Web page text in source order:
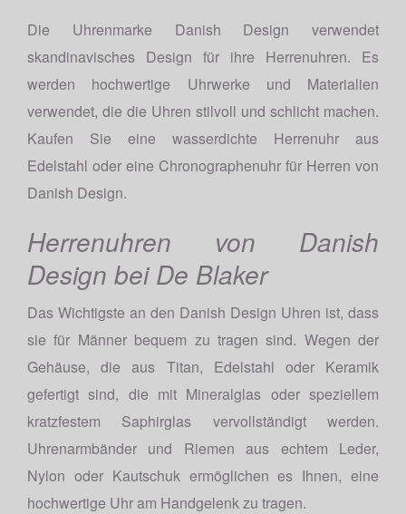
Die Uhrenmarke Danish Design verwendet
skandinavisches Design für ihre Herrenuhren. Es
werden hochwertige Uhrwerke und Materialien
verwendet, die die Uhren stilvoll und schlicht machen.
Kaufen Sie eine wasserdichte Herrenuhr aus
Edelstahl oder eine Chronographenuhr für Herren von
Danish Design.
Herrenuhren von Danish
Design bei De Blaker
Das Wichtigste an den Danish Design Uhren ist, dass
sie für Männer bequem zu tragen sind. Wegen der
Gehäuse, die aus Titan, Edelstahl oder Keramik
gefertigt sind, die mit Mineralglas oder speziellem
kratzfestem Saphirglas vervollständigt werden.
Uhrenarmbänder und Riemen aus echtem Leder,
Nylon oder Kautschuk ermöglichen es Ihnen, eine
hochwertige Uhr am Handgelenk zu tragen.